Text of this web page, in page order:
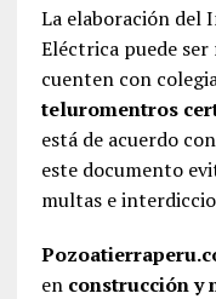
La elaboración del
Eléctrica puede
cuenten con
teluromentros
está de acuerdo
este documento
multas e
en construcción y